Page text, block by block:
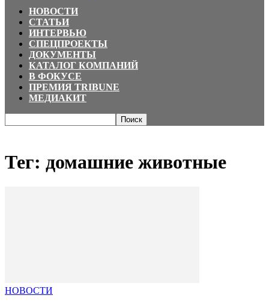
НОВОСТИ
СТАТЬИ
ИНТЕРВЬЮ
СПЕЦПРОЕКТЫ
ДОКУМЕНТЫ
КАТАЛОГ КОМПАНИЙ
В ФОКУСЕ
ПРЕМИЯ TRIBUNE
МЕДИАКИТ
Тег: домашние животные
НОВОСТИ